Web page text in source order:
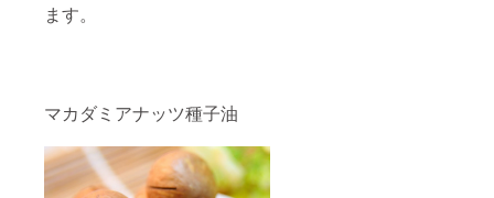
ます。
マカダミアナッツ種子油